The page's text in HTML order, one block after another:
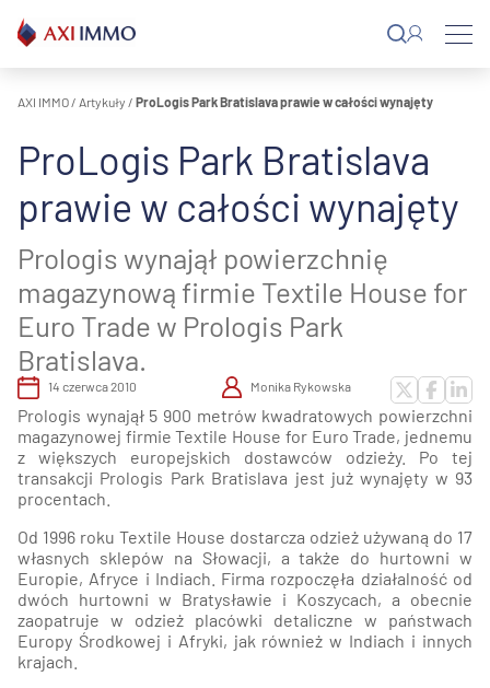
do
treści
AXI IMMO / Artykuły / ProLogis Park Bratislava prawie w całości wynajęty
ProLogis Park Bratislava
prawie w całości wynajęty
Prologis wynajął powierzchnię
magazynową firmie Textile House for
Euro Trade w Prologis Park
Bratislava.
14 czerwca 2010 Monika Rykowska
Prologis wynajął 5 900 metrów kwadratowych powierzchni
magazynowej firmie Textile House for Euro Trade, jednemu
z większych europejskich dostawców odzieży. Po tej
transakcji Prologis Park Bratislava jest już wynajęty w 93
procentach.
Od 1996 roku Textile House dostarcza odzież używaną do 17
własnych sklepów na Słowacji, a także do hurtowni w
Europie, Afryce i Indiach. Firma rozpoczęła działalność od
dwóch hurtowni w Bratysławie i Koszycach, a obecnie
zaopatruje w odzież placówki detaliczne w państwach
Europy Środkowej i Afryki, jak również w Indiach i innych
krajach.